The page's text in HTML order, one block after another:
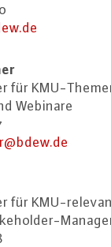
für KMU-
Webinare
für KMU-